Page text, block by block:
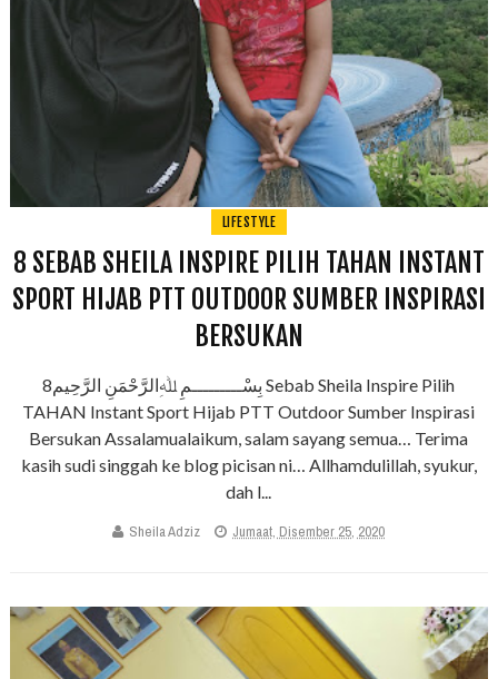
LIFESTYLE
8 SEBAB SHEILA INSPIRE PILIH TAHAN INSTANT
SPORT HIJAB PTT OUTDOOR SUMBER INSPIRASI
BERSUKAN
بِسْـــــــــمِ ﷲِالرَّحْمَنِ الرَّحِيم8 Sebab Sheila Inspire Pilih
TAHAN Instant Sport Hijab PTT Outdoor Sumber Inspirasi
Bersukan Assalamualaikum, salam sayang semua… Terima
kasih sudi singgah ke blog picisan ni… Allhamdulillah, syukur,
dah l...
Sheila Adziz Jumaat, Disember 25, 2020